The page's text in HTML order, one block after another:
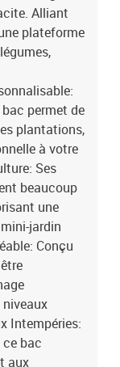
Alliant
plateforme
permet de
plantations,
à votre
Ses
beaucoup
une
jardin
Conçu
Intempéries:
ce bac
aux